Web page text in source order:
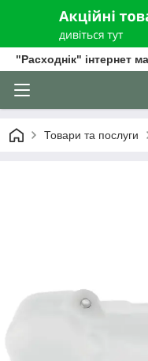
"Расходнік" інтернет
Товари та послуги